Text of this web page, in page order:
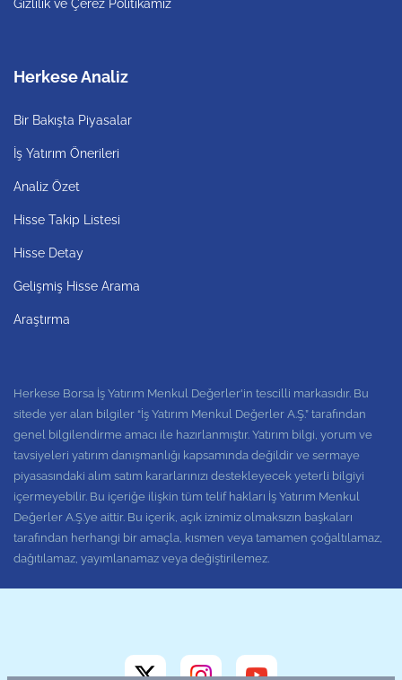
Gizlilik ve Çerez Politikamız
Herkese Analiz
Bir Bakışta Piyasalar
İş Yatırım Önerileri
Analiz Özet
Hisse Takip Listesi
Hisse Detay
Gelişmiş Hisse Arama
Araştırma
Herkese Borsa İş Yatırım Menkul Değerler'in tescilli markasıdır. Bu
sitede yer alan bilgiler “İş Yatırım Menkul Değerler A.Ş.” tarafından
genel bilgilendirme amacı ile hazırlanmıştır. Yatırım bilgi, yorum ve
tavsiyeleri yatırım danışmanlığı kapsamında değildir ve sermaye
piyasasındaki alım satım kararlarınızı destekleyecek yeterli bilgiyi
içermeyebilir. Bu içeriğe ilişkin tüm telif hakları İş Yatırım Menkul
Değerler A.Ş.’ye aittir. Bu içerik, açık iznimiz olmaksızın başkaları
tarafından herhangi bir amaçla, kısmen veya tamamen çoğaltılamaz,
dağıtılamaz, yayımlanamaz veya değiştirilemez.